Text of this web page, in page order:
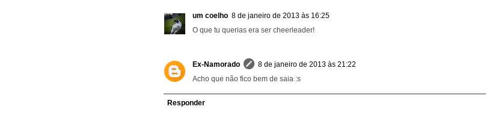
um coelho 8 de janeiro de 2013 às 16:25
O que tu querias era ser cheerleader!
Ex-Namorado
8 de janeiro de 2013 às 21:22
Acho que não fico bem de saia :s
Responder